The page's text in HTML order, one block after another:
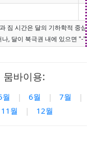
짐 시간은 달의 기하학적 중심
, 달이 북극권 내에 있으면 "-"
바이용:
월 | 6월 | 7월
|
11월 | 12월